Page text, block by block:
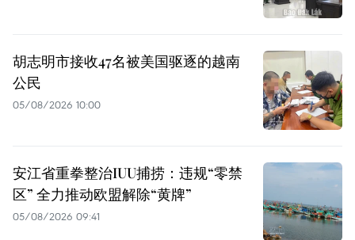
胡志明市接收47名被美国驱逐的越南
公民
05/08/2026 10:00
安江省重拳整治IUU捕捞：违规“零禁
区” 全力推动欧盟解除“黄牌”
05/08/2026 09:41